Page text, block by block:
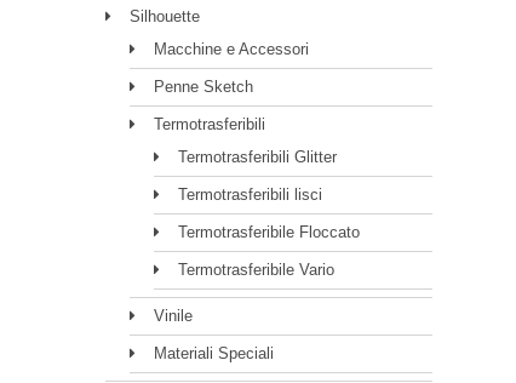
Silhouette
Macchine e Accessori
Penne Sketch
Termotrasferibili
Termotrasferibili Glitter
Termotrasferibili lisci
Termotrasferibile Floccato
Termotrasferibile Vario
Vinile
Materiali Speciali